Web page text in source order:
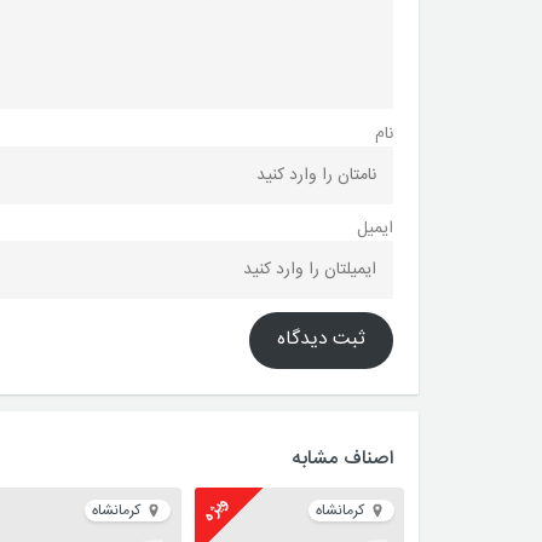
نام
ایمیل
ثبت دیدگاه
اصناف مشابه
کرمانشاه ویژه کرمانشاه